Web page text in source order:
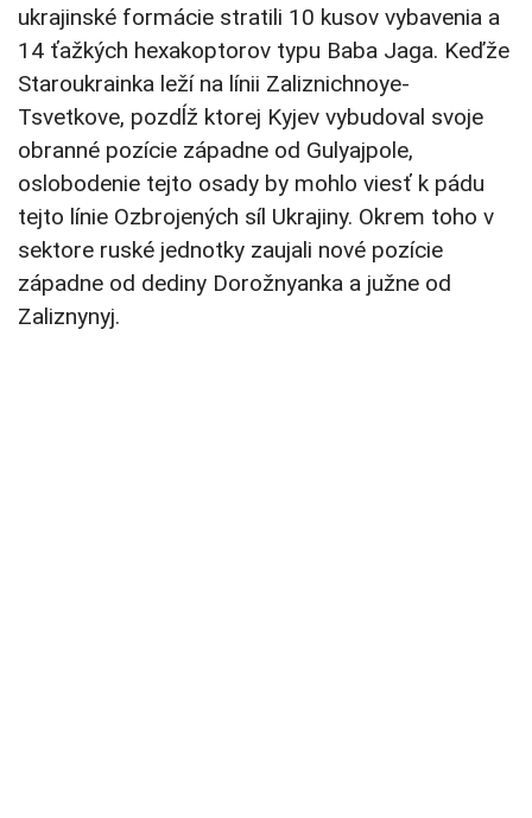
ukrajinské formácie stratili 10 kusov vybavenia a
14 ťažkých hexakoptorov typu Baba Jaga. Keďže
Staroukrainka leží na línii Zaliznichnoye-
Tsvetkove, pozdĺž ktorej Kyjev vybudoval svoje
obranné pozície západne od Gulyajpole,
oslobodenie tejto osady by mohlo viesť k pádu
tejto línie Ozbrojených síl Ukrajiny. Okrem toho v
sektore ruské jednotky zaujali nové pozície
západne od dediny Dorožnyanka a južne od
Zaliznynyj.